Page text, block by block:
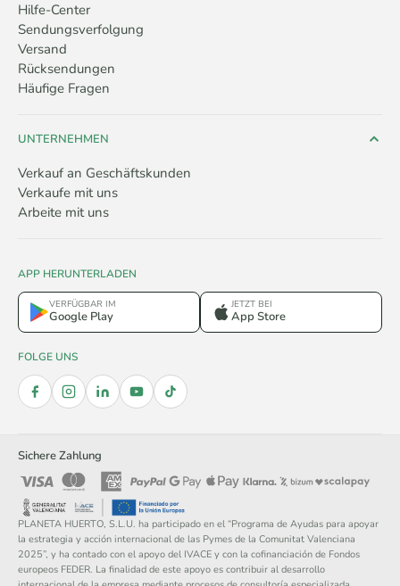
Hilfe-Center
Sendungsverfolgung
Versand
Rücksendungen
Häufige Fragen
UNTERNEHMEN
Verkauf an Geschäftskunden
Verkaufe mit uns
Arbeite mit uns
APP HERUNTERLADEN
VERFÜGBAR IM
Google Play
JETZT BEI
App Store
FOLGE UNS
Sichere Zahlung
PLANETA HUERTO, S.L.U. ha participado en el “Programa de Ayudas para apoyar
la estrategia y acción internacional de las Pymes de la Comunitat Valenciana
2025”, y ha contado con el apoyo del IVACE y con la cofinanciación de Fondos
europeos FEDER. La finalidad de este apoyo es contribuir al desarrollo